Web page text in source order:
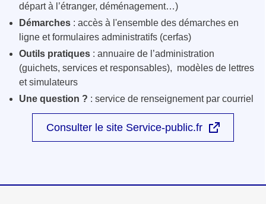
départ à l’étranger, déménagement…)
Démarches : accès à l'ensemble des démarches en
ligne et formulaires administratifs (cerfas)
Outils pratiques : annuaire de l’administration
(guichets, services et responsables), modèles de lettres
et simulateurs
Une question ? : service de renseignement par courriel
Consulter le site Service-public.fr